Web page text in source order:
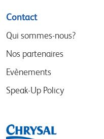
Contact
Qui sommes-nous?
Nos partenaires
Evènements
Speak-Up Policy